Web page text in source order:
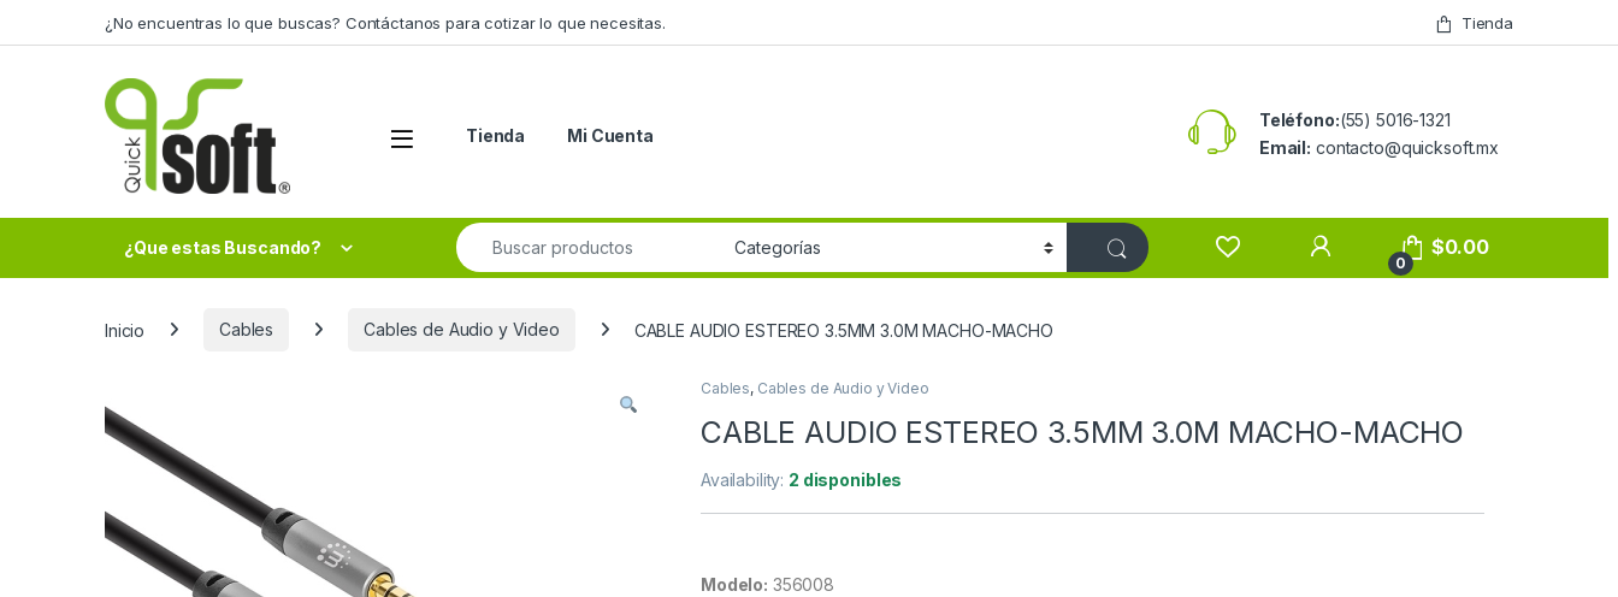
¿No encuentras lo que buscas? Contáctanos para cotizar lo que necesitas. Tienda
Tienda Mi Cuenta
Teléfono:(55) 5016-1321
Email: contacto@quicksoft.mx
¿Que estas Buscando?
Search for:
0
$0.00
Inicio Cables Cables de Audio y Video CABLE AUDIO ESTEREO 3.5MM 3.0M MACHO-MACHO
Cables, Cables de Audio y Video
CABLE AUDIO ESTEREO 3.5MM 3.0M MACHO-MACHO
Availability: 2 disponibles
Modelo: 356008